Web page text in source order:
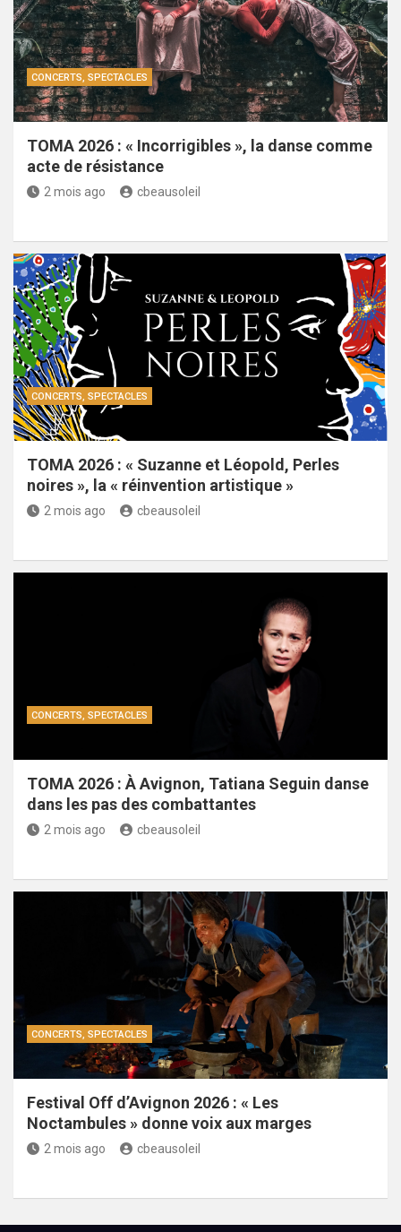
CONCERTS, SPECTACLES
TOMA 2026 : « Incorrigibles », la danse comme
acte de résistance
2 mois ago cbeausoleil
CONCERTS, SPECTACLES
TOMA 2026 : « Suzanne et Léopold, Perles
noires », la « réinvention artistique »
2 mois ago cbeausoleil
CONCERTS, SPECTACLES
TOMA 2026 : À Avignon, Tatiana Seguin danse
dans les pas des combattantes
2 mois ago cbeausoleil
CONCERTS, SPECTACLES
Festival Off d’Avignon 2026 : « Les
Noctambules » donne voix aux marges
2 mois ago cbeausoleil